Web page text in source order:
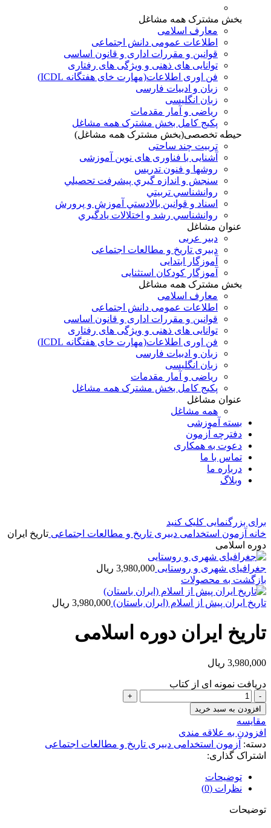
بخش مشترک همه مشاغل
معارف اسلامی
اطلاعات عمومی دانش اجتماعی
قوانین و مقررات اداری و قانون اساسی
توانایی های ذهنی و ویژگی های رفتاری
فن اوری اطلاعات(مهارت خای هفتگانه ICDL)
زبان و ادبیات فارسی
زبان انگلیسی
ریاضی و آمار مقدمات
پکیج کامل بخش مشترک همه مشاغل
حیطه تخصصی(بخش مشترک همه مشاغل)
تربیت چند ساحتی
آشنایی با فناوری های نوین آموزشی
روشها و فنون تدريس
سنجش و اندازه گيري پيشرفت تحصيلي
روانشناسي تربيتي
اسناد و قوانين بالادستي آموزش و پرورش
روانشناسي رشد و اختلالات يادگيري
عنوان مشاغل
دبير عربی
دبیری تاریخ و مطالعات اجتماعی
آموزگار ابتدایی
آموزگار کودکان استثنایی
بخش مشترک همه مشاغل
معارف اسلامی
اطلاعات عمومی دانش اجتماعی
قوانین و مقررات اداری و قانون اساسی
توانایی های ذهنی و ویژگی های رفتاری
فن اوری اطلاعات(مهارت خای هفتگانه ICDL)
زبان و ادبیات فارسی
زبان انگلیسی
ریاضی و آمار مقدمات
پکیج کامل بخش مشترک همه مشاغل
عنوان مشاغل
همه مشاغل
بسته آموزشی
دفترچه آزمون
دعوت به همکاری
تماس با ما
درباره ما
وبلاگ
برای بزرگنمایی کلیک کنید
خانه آزمون استخدامی دبیری تاریخ و مطالعات اجتماعی تاریخ ایران
دوره اسلامی
جغرافیای شهری و روستایی 3,980,000 ریال
بازگشت به محصولات
تاریخ ایران پیش از اسلام (ایران باستان) 3,980,000 ریال
تاریخ ایران دوره اسلامی
3,980,000 ریال
دریافت نمونه ای از کتاب
تاریخ
ایران
دوره
اسلامی
عدد
افزودن به سبد خرید
مقايسه
افزودن به علاقه مندی
دسته: آزمون استخدامی دبیری تاریخ و مطالعات اجتماعی
اشتراک گذاری:
توضیحات
نظرات (0)
توضیحات